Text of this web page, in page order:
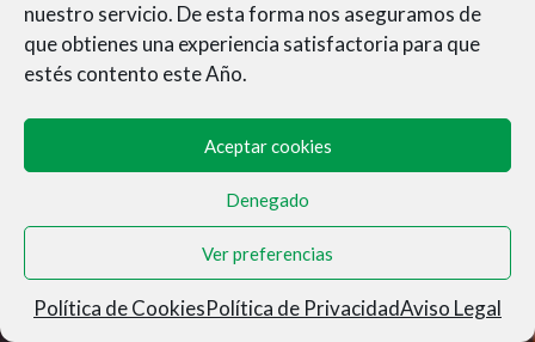
nuestro servicio. De esta forma nos aseguramos de
que obtienes una experiencia satisfactoria para que
estés contento este Año.
Aceptar cookies
Denegado
Ver preferencias
Política de CookiesPolítica de PrivacidadAviso Legal
MUNERASONG®- © 2026
Aviso Legal|Privacidad|Condiciones de Venta|
Cookies